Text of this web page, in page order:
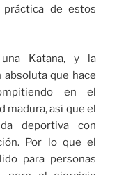
de estos
Katana, y la
que hace
en el
madura, así que el
deportiva con
Por lo que el
para personas